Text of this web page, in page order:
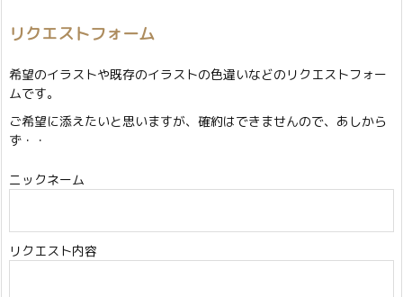
リクエストフォーム
希望のイラストや既存のイラストの色違いなどのリクエストフォー
ムです。
ご希望に添えたいと思いますが、確約はできませんので、あしから
ず・・
ニックネーム
リクエスト内容